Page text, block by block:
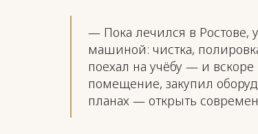
— Пока лечился в Ростове,
машиной: чистка,
поехал на учёбу — и
помещение, закупил
планах — открыть